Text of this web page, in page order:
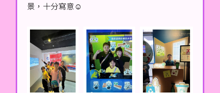
景，十分寫意☺️